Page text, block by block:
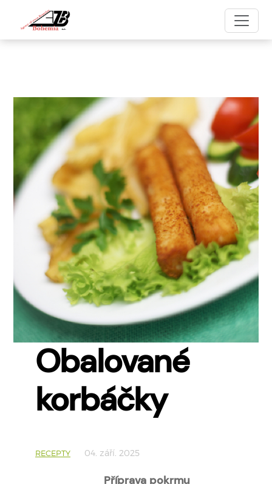
Obalované
korbáčky
RECEPTY 04. září. 2025
Příprava pokrmu